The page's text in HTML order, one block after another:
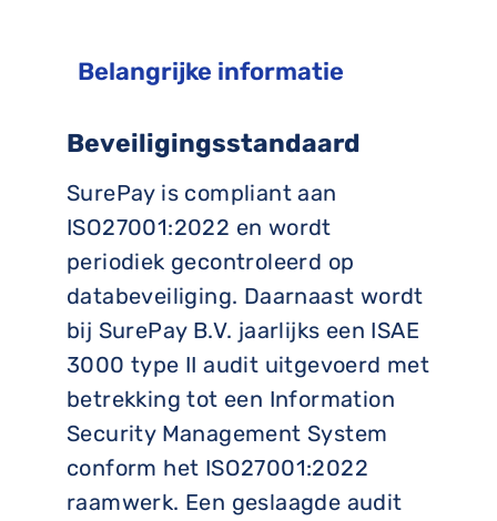
Belangrijke informatie
Beveiligingsstandaard
SurePay is compliant aan
ISO27001:2022 en wordt
periodiek gecontroleerd op
databeveiliging. Daarnaast wordt
bij SurePay B.V. jaarlijks een ISAE
3000 type II audit uitgevoerd met
betrekking tot een Information
Security Management System
conform het ISO27001:2022
raamwerk. Een geslaagde audit